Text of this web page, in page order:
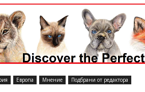
Европа Мнение Подбрани от редактора